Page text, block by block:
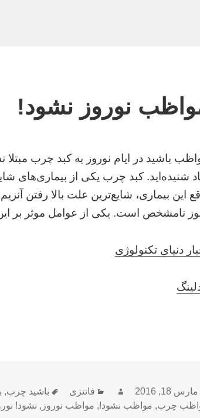
نوروز نشود!
باشید در ایام نوروز به کبد چرب مبتلا
شنیده‌اید. کبد چرب یکی از بیماری‌های
این بیماری، شایع‌ترین علت بالا رفتن
نامشخص است. یکی از عوامل موثر بر
دنیای تکنولوژی
ارسال
شده
مارس 18, 2016 نویسندهدسته‌ها
فانتزی برچسب‌ها
باشید چرب,
چرب, مواظب نشود!, مواظب نوروز , نشود!